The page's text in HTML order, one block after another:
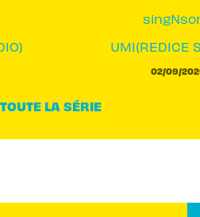
UMI(REDICE
02/09/
LA SÉRIE